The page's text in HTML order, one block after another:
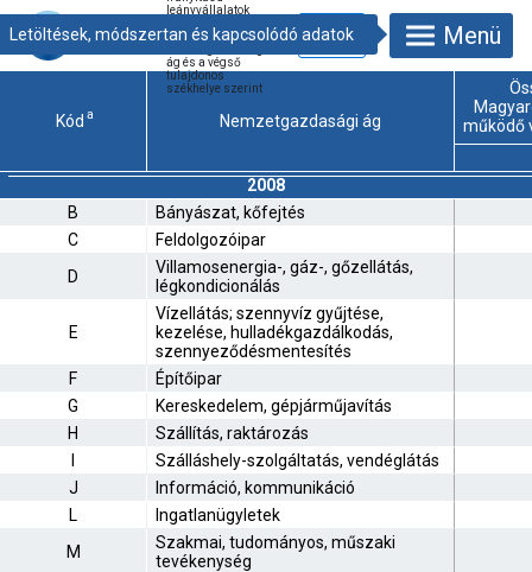
leányvállalatok
száma és aránya
ág és a végső
tulajdonos
székhelye szerint
Menü
Kód a Nemzetgazdasági ág
működő
2008
B
Bányászat, kőfejtés
C
Feldolgozóipar
D
Villamosenergia-, gáz-, gőzellátás,
légkondicionálás
E
Vízellátás; szennyvíz gyűjtése,
kezelése, hulladékgazdálkodás,
szennyeződésmentesítés
F
Építőipar
G
Kereskedelem, gépjárműjavítás
H
Szállítás, raktározás
Szálláshely-szolgáltatás, vendéglátás
J
Információ, kommunikáció
L
Ingatlanügyletek
M
Szakmai, tudományos, műszaki
tevékenység